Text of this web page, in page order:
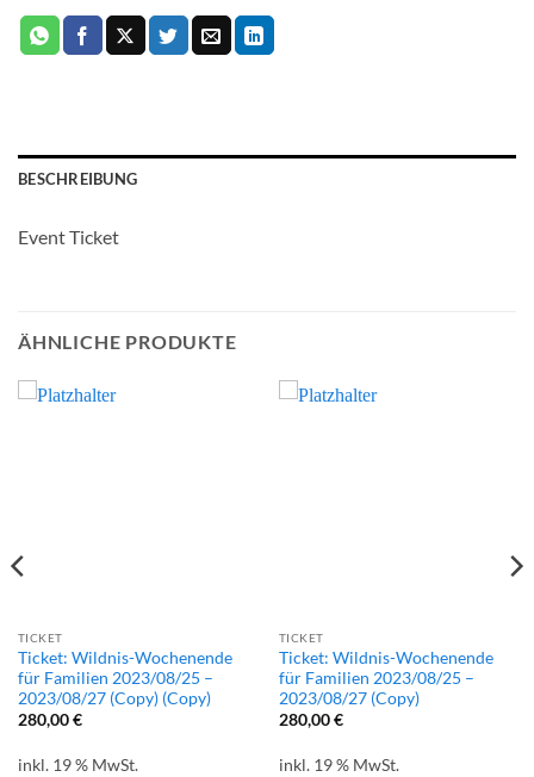
BESCHREIBUNG
Event Ticket
ÄHNLICHE PRODUKTE
TICKET
Ticket: Wildnis-Wochenende
für Familien 2023/08/25 –
2023/08/27 (Copy) (Copy)
280,00€
inkl. 19 % MwSt.
TICKET
Ticket: Wildnis-Wochenende
für Familien 2023/08/25 –
2023/08/27 (Copy)
280,00€
inkl. 19 % MwSt.